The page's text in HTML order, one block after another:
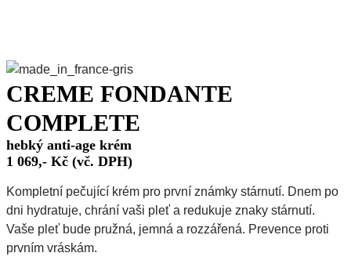
CREME FONDANTE
COMPLETE
hebký anti-age krém
1 069,- Kč (vč. DPH)
Kompletní pečující krém pro první známky stárnutí. Dnem po
dni hydratuje, chrání vaši pleť a redukuje znaky stárnutí.
Vaše pleť bude pružná, jemná a rozzářená. Prevence proti
prvním vráskám.